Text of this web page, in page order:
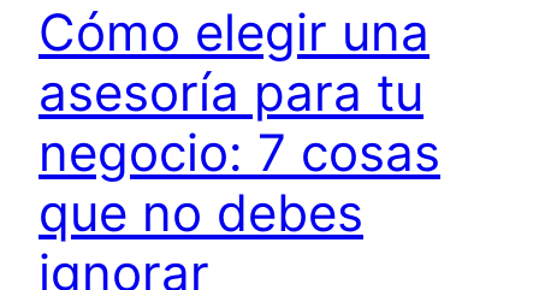
Cómo elegir una
asesoría para tu
negocio: 7 cosas
que no debes
ignorar